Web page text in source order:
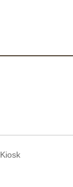
Kiosk